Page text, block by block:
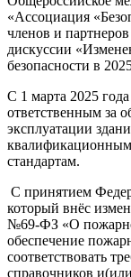
«Ассоциация
членов и
дискуссии
безопасности в
С 1 марта 2025
ответственным за
эксплуатации
стандартам.
С принятием
который внёс
№69-ФЗ «О
обеспечение
соответствовать
справочников